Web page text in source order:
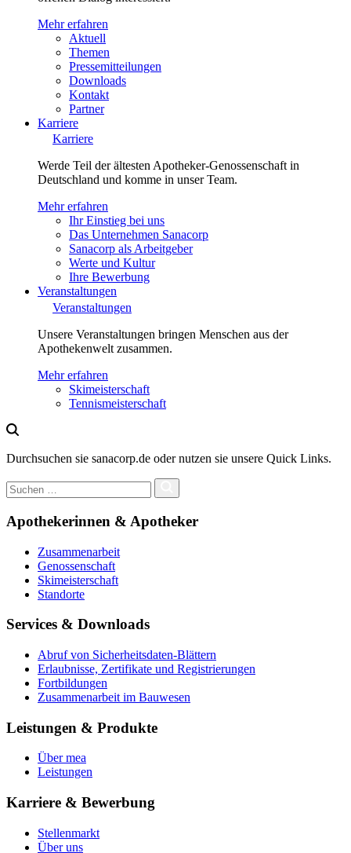
Mehr erfahren
Aktuell
Themen
Pressemitteilungen
Downloads
Kontakt
Partner
Karriere
Karriere
Werde Teil der ältesten Apotheker-Genossenschaft in
Deutschland und komme in unser Team.
Mehr erfahren
Ihr Einstieg bei uns
Das Unternehmen Sanacorp
Sanacorp als Arbeitgeber
Werte und Kultur
Ihre Bewerbung
Veranstaltungen
Veranstaltungen
Unsere Veranstaltungen bringen Menschen aus der
Apothekenwelt zusammen.
Mehr erfahren
Skimeisterschaft
Tennismeisterschaft
Durchsuchen sie sanacorp.de oder nutzen sie unsere Quick Links.
Apothekerinnen & Apotheker
Zusammenarbeit
Genossenschaft
Skimeisterschaft
Standorte
Services & Downloads
Abruf von Sicherheitsdaten-Blättern
Erlaubnisse, Zertifikate und Registrierungen
Fortbildungen
Zusammenarbeit im Bauwesen
Leistungen & Produkte
Über mea
Leistungen
Karriere & Bewerbung
Stellenmarkt
Über uns